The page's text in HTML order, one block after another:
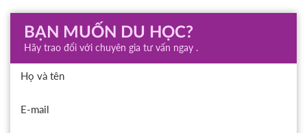
BẠN MUỐN DU HỌC?
Hãy trao đổi với chuyên gia tư vấn ngay .
Họ và tên
E-mail